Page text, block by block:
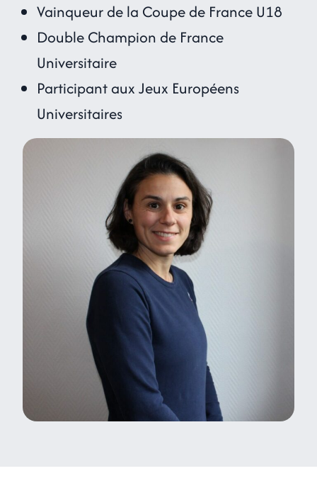
Vainqueur de la Coupe de France U18
Double Champion de France
Universitaire
Participant aux Jeux Européens
Universitaires